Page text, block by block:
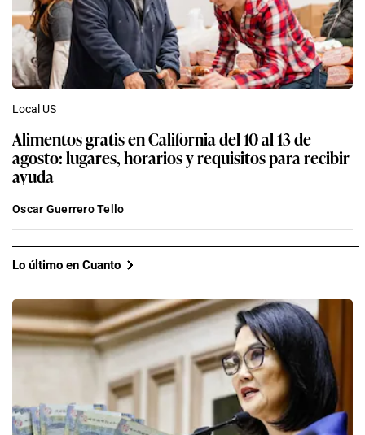
Local US
Alimentos gratis en California del 10 al 13 de
agosto: lugares, horarios y requisitos para recibir
ayuda
Oscar Guerrero Tello
Lo último en Cuanto